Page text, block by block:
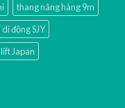
thang nâng hàng 9m
động SJY
Japan